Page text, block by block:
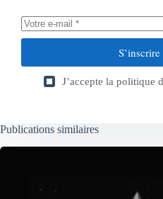
S’inscrire
J’accepte la politique
Publications similaires